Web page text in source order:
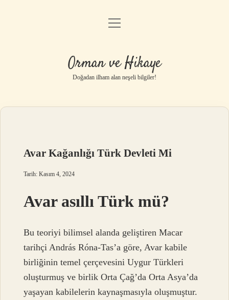
Anasayfa
Yasal Uyarı
menüyü
Orman ve Hikaye
Doğadan ilham alan neşeli bilgiler!
Avar Kağanlığı Türk Devleti Mi
Tarih: Kasım 4, 2024
Avar asıllı Türk mü?
Bu teoriyi bilimsel alanda geliştiren Macar
tarihçi András Róna-Tas’a göre, Avar kabile
birliğinin temel çerçevesini Uygur Türkleri
oluşturmuş ve birlik Orta Çağ’da Orta Asya’da
yaşayan kabilelerin kaynaşmasıyla oluşmuştur.